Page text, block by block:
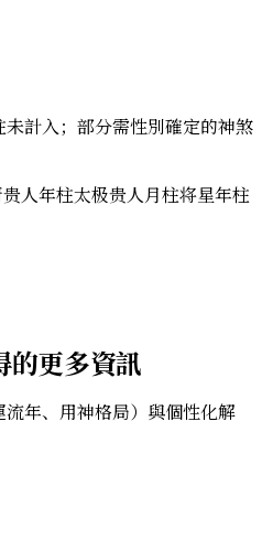
計入；部分需性別確定的神煞
人年柱太极贵人月柱将星年柱
的更多資訊
年、用神格局）與個性化解